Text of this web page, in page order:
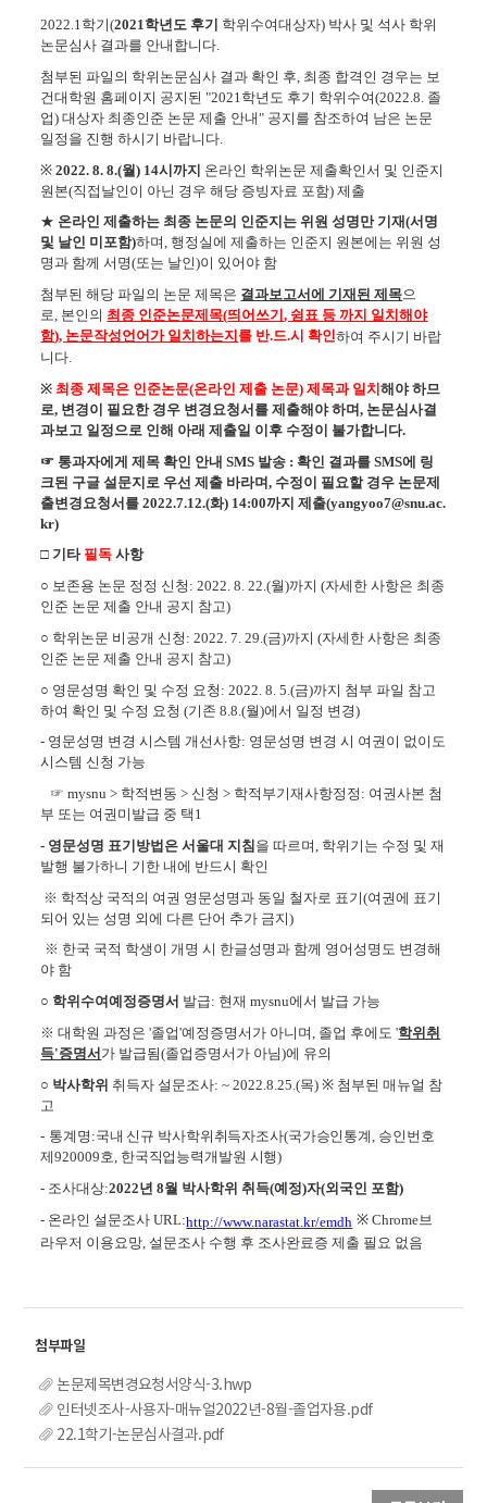
2022.1학기(2021학년도 후기 학위수여대상자) 박사 및 석사 학위
논문심사 결과를 안내합니다.
첨부된 파일의 학위논문심사 결과 확인 후 최종 합격인 경우는 보
건대학원 홈페이지 공지된"2021학년도 후기 학위수여(2022.8. 졸
업) 대상자 최종인준 논문 제출 안내" 공지를 참조하여 남은 논문
일정을 진행 하시기 바랍니다
※ 2022. 8. 8.(월) 14시까지 온라인 학위논문 제출확인서 및 인준지
원본(직접날인이 아닌 경우 해당 증빙자료 포함) 제출
★ 온라인 제출하는 최종 논문의 인준지는 위원 성명만 기재(서명
및 날인 미포함)하며, 행정실에 제출하는 인준지 원본에는 위원 성
명과 함께 서명(또는 날인)이 있어야 함
첨부된 해당 파일의 논문 제목은 결과보고서에 기재된 제목으
로, 본인의 최종 인준논문제목(띄어쓰기, 쉼표 등 까지 일치해야
함), 논문작성언어가 일치하는지 를 반.드.시 확인하여 주시기 바랍
니다.
※ 최종 제목은 인준논문(온라인 제출 논문) 제목과 일치해야 하므
로, 변경이 필요한 경우 변경요청서를 제출해야 하며, 논문심사결
과보고 일정으로 인해 아래 제출일 이후 수정이 불가합니다.
☞ 통과자에게 제목 확인 안내 SMS 발송 : 확인 결과를 SMS에 링
크된 구글 설문지로 우선 제출 바라며, 수정이 필요할 경우 논문제
출변경요청서를2022.7.12.(화) 14:00까지 제출(yangyoo7@snu.ac.
kr)
□ 기타 필독 사항
○ 보존용 논문 정정 신청: 2022. 8. 22.(월)까지 (자세한 사항은 최종
인준 논문 제출 안내 공지 참고)
○ 학위논문 비공개 신청 : 2022. 7. 29.(금)까지 (자세한 사항은 최종
인준 논문 제출 안내 공지 참고)
○ 영문성명 확인 및 수정 요청: 2022. 8. 5.(금)까지 첨부 파일 참고
하여 확인 및 수정 요청 (기존 8.8.(월)에서 일정 변경)
- 영문성명 변경 시스템 개선사항: 영문성명 변경 시 여권이 없이도
시스템 신청 가능
☞ mysnu > 학적변동 > 신청 > 학적부기재사항정정: 여권사본 첨
부 또는 여권미발급 중 택1
- 영문성명 표기방법은 서울대 지침 을 따르며, 학위기는 수정 및 재
발행 불가하니 기한 내에 반드시 확인
※ 학적상 국적의 여권 영문성명과 동일 철자로 표기(여권에 표기
되어 있는 성명 외에 다른 단어 추가 금지)
※ 한국 국적 학생이 개명 시 한글성명과 함께 영어성명도 변경해
야 함
○ 학위수여예정증명서 발급: 현재 mysnu에서 발급 가능
※ 대학원 과정은 '졸업'예정증명서가 아니며, 졸업 후에도 '학위취
득'증명서 가 발급됨(졸업증명서가 아님)에 유의
○ 박사학위 취득자 설문조사:~ 2022.8.25.(목)※ 첨부된 매뉴얼 참
고
- 통계명 :국내 신규 박사학위취득자조사(국가승인통계, 승인번호
제920009호, 한국직업능력개발원 시행)
- 조사대상:2022년 8월 박사학위 취득(예정)자(외국인 포함)
- 온라인 설문조사URL:http://www.narastat.kr/emdh ※Chrome브
라우저 이용요망 ,설문조사 수행 후 조사완료증 제출 필요 없음
논문제목변경요청서양식-3.hwp
인터넷조사-사용자-매뉴얼2022년-8월-졸업자용.pdf
22.1학기-논문심사결과.pdf